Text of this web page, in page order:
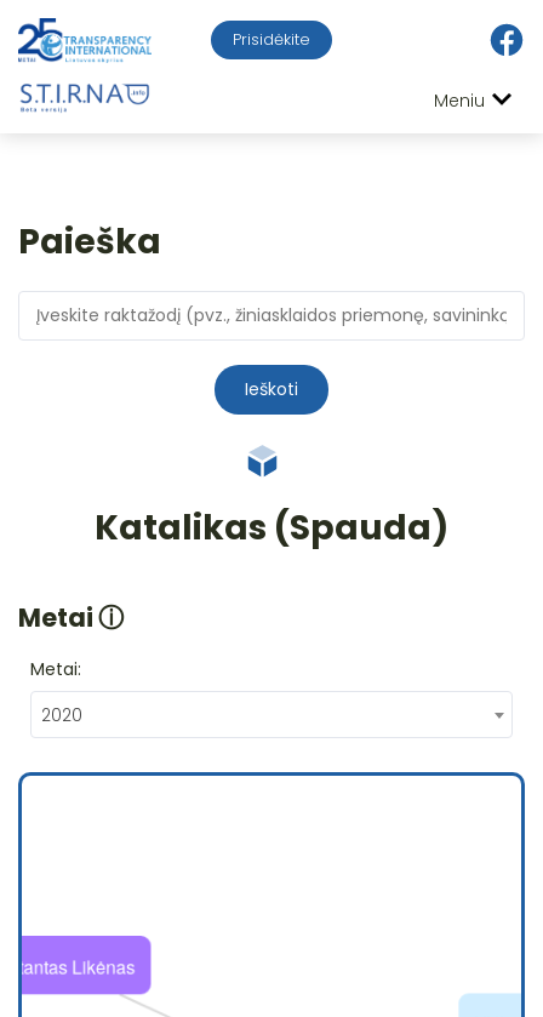
Prisidėkite
Meniu
Paieška
Ieškoti
Katalikas (Spauda)
Metaiⓘ
Metai:
2020